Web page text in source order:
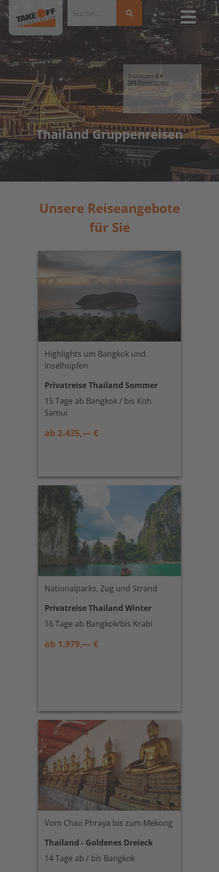
Thailand Gruppenreisen
Unsere Reiseangebote
für Sie
Highlights um Bangkok und
Inselhüpfen
Privatreise Thailand Sommer
15 Tage ab Bangkok / bis Koh
Samui
ab 2.435,— €
Nationalparks, Zug und Strand
Privatreise Thailand Winter
16 Tage ab Bangkok/bis Krabi
ab 1.979,— €
Vom Chao Phraya bis zum Mekong
Thailand - Goldenes Dreieck
14 Tage ab / bis Bangkok